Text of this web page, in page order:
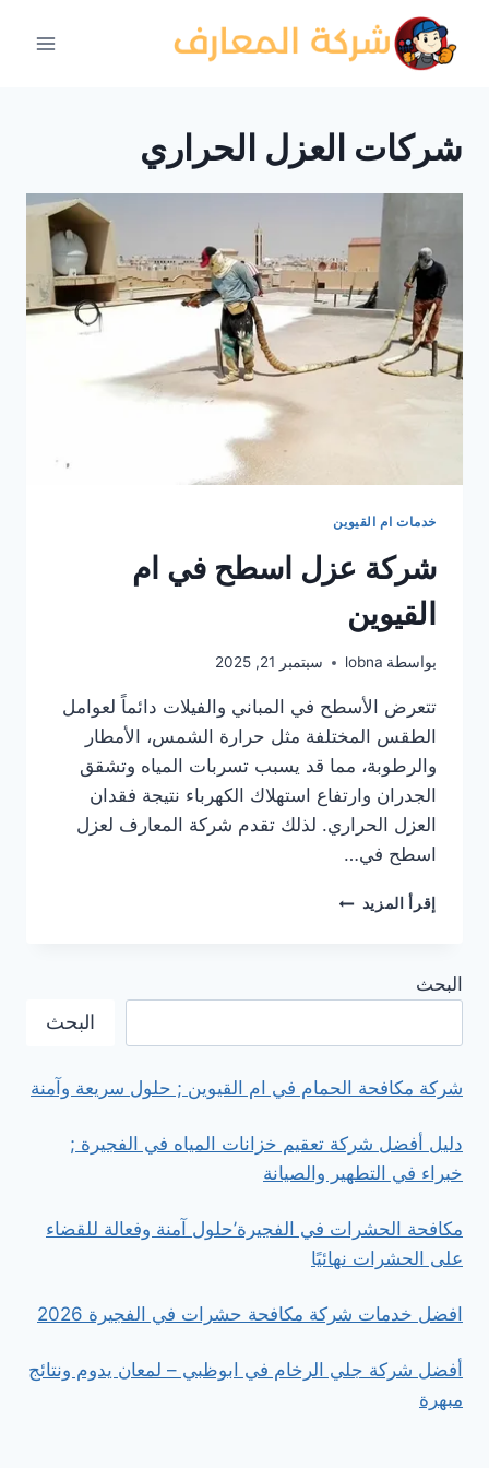
المحتوى
شركات العزل الحراري
خدمات ام القيوين
شركة عزل اسطح في ام
القيوين
بواسطة lobna سبتمبر 21, 2025
تتعرض الأسطح في المباني والفيلات دائماً لعوامل
الطقس المختلفة مثل حرارة الشمس، الأمطار
والرطوبة، مما قد يسبب تسربات المياه وتشقق
الجدران وارتفاع استهلاك الكهرباء نتيجة فقدان
العزل الحراري. لذلك تقدم شركة المعارف لعزل
اسطح في…
إقرأ المزيد شركة
البحث
البحث
شركة مكافحة الحمام في ام القيوين ; حلول سريعة وآمنة
دليل أفضل شركة تعقيم خزانات المياه في الفجيرة ;
خبراء في التطهير والصيانة
مكافحة الحشرات في الفجيرة’حلول آمنة وفعالة للقضاء
على الحشرات نهائيًا
افضل خدمات شركة مكافحة حشرات في الفجيرة 2026
أفضل شركة جلي الرخام في ابوظبي – لمعان يدوم ونتائج
مبهرة